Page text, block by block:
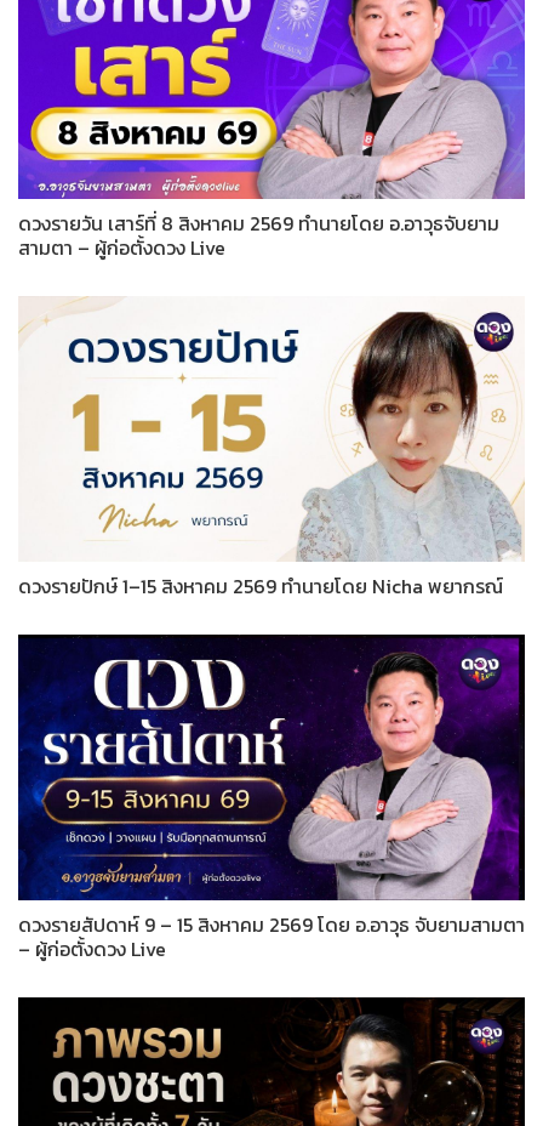
ดวงรายวัน เสาร์ที่ 8 สิงหาคม 2569 ทำนายโดย อ.อาวุธจับยาม
สามตา – ผู้ก่อตั้งดวง Live
ดวงรายปักษ์ 1–15 สิงหาคม 2569 ทำนายโดย Nicha พยากรณ์
ดวงรายสัปดาห์ 9 – 15 สิงหาคม 2569 โดย อ.อาวุธ จับยามสามตา
– ผู้ก่อตั้งดวง Live